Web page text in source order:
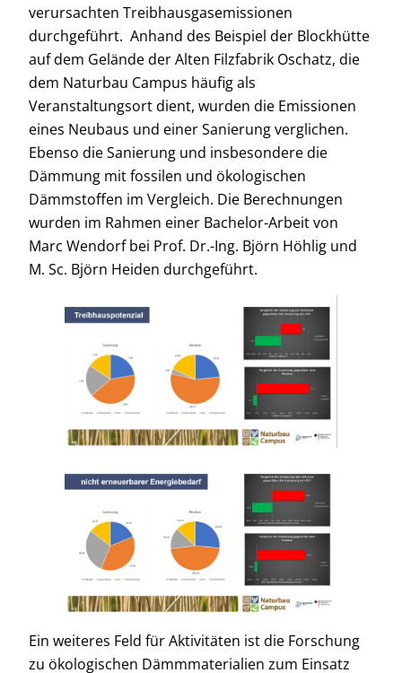
verursachten Treibhausgasemissionen
durchgeführt. Anhand des Beispiel der Blockhütte
auf dem Gelände der Alten Filzfabrik Oschatz, die
dem Naturbau Campus häufig als
Veranstaltungsort dient, wurden die Emissionen
eines Neubaus und einer Sanierung verglichen.
Ebenso die Sanierung und insbesondere die
Dämmung mit fossilen und ökologischen
Dämmstoffen im Vergleich. Die Berechnungen
wurden im Rahmen einer Bachelor-Arbeit von
Marc Wendorf bei Prof. Dr.-Ing. Björn Höhlig und
M. Sc. Björn Heiden durchgeführt.
Ein weiteres Feld für Aktivitäten ist die Forschung
zu ökologischen Dämmmaterialien zum Einsatz